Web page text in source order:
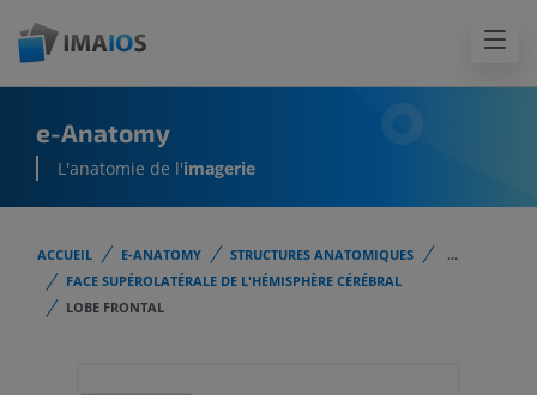
e-Anatomy
L'anatomie de l'imagerie
ACCUEIL E-ANATOMY STRUCTURES ANATOMIQUES
...
FACE SUPÉROLATÉRALE DE L'HÉMISPHÈRE CÉRÉBRAL
LOBE FRONTAL